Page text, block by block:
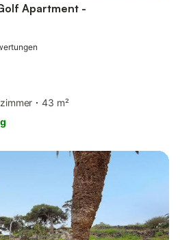
Apartment -
43 m²